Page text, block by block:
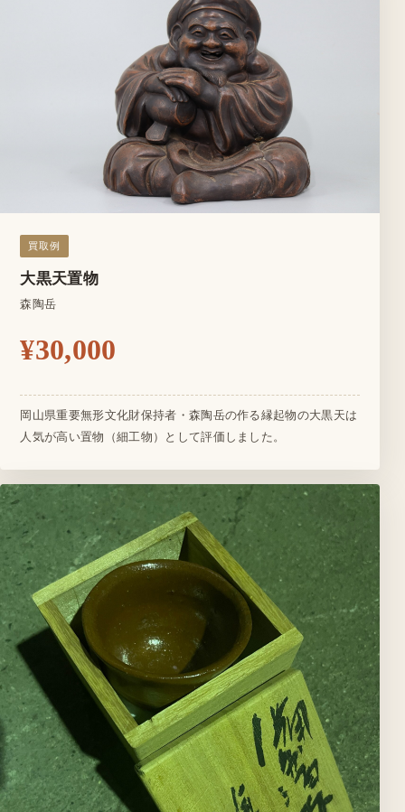
買取例
大黒天置物
森陶岳
¥30,000
岡山県重要無形文化財保持者・森陶岳の作る縁起物の大黒天は
人気が高い置物（細工物）として評価しました。